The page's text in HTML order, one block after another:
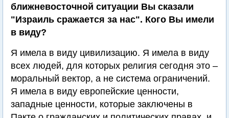
ближневосточной ситуации Вы сказали
"Израиль сражается за нас". Кого Вы имели
в виду?
Я имела в виду цивилизацию. Я имела в виду
всех людей, для которых религия сегодня это –
моральный вектор, а не система ограничений.
Я имела в виду европейские ценности,
западные ценности, которые заключены в